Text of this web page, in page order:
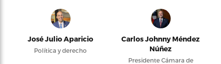
José Julio Aparicio
Política y derecho
Carlos Johnny Méndez
Núñez
Presidente Cámara de